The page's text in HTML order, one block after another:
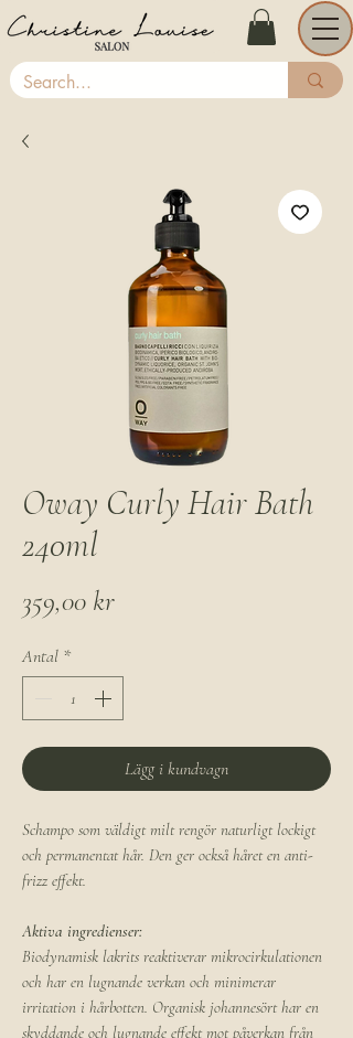
Oway Curly Hair Bath
240ml
359,00 krPris
Antal *
Lägg i kundvagn
Schampo som väldigt milt rengör naturligt lockigt
och permanentat hår. Den ger också håret en anti-
frizz effekt.
Aktiva ingredienser:
Biodynamisk lakrits reaktiverar mikrocirkulationen
och har en lugnande verkan och minimerar
irritation i hårbotten. Organisk johannesört har en
skyddande och lugnande effekt mot påverkan från